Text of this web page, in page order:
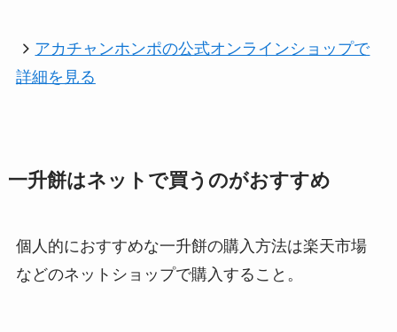
アカチャンホンポの公式オンラインショップで
詳細を見る
一升餅はネットで買うのがおすすめ
個人的におすすめな一升餅の購入方法は楽天市場
などのネットショップで購入すること。